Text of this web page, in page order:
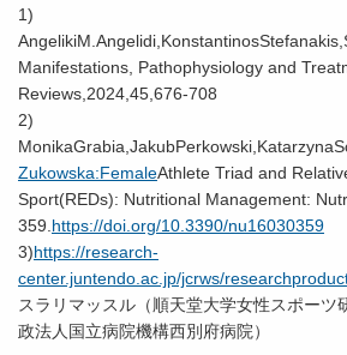
1)
Manifestations, Pathophysiology and
Reviews,2024,45,676-708
2)
Zukowska:FemaleAthlete Triad and
Sport(REDs): Nutritional Management:
359.https://doi.org/10.3390/nu16030359
3)https://research-
center.juntendo.ac.jp/jcrws/
スラリマッスル（順天堂大学女性スポーツ
政法人国立病院機構西別府病院）